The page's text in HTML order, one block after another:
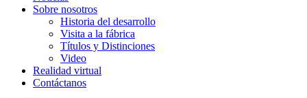
Sobre nosotros
Historia del desarrollo
Visita a la fábrica
Títulos y Distinciones
Video
Realidad virtual
Contáctanos